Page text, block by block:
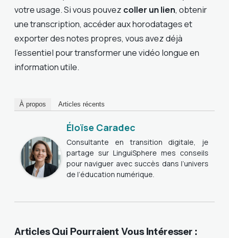
votre usage. Si vous pouvez coller un lien, obtenir
une transcription, accéder aux horodatages et
exporter des notes propres, vous avez déjà
l’essentiel pour transformer une vidéo longue en
information utile.
À propos Articles récents
Éloïse Caradec
Consultante en transition digitale, je
partage sur LinguiSphere mes conseils
pour naviguer avec succès dans l’univers
de l’éducation numérique.
Articles Qui Pourraient Vous Intéresser :